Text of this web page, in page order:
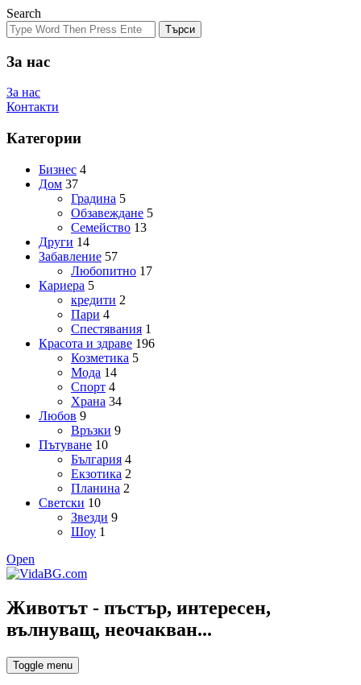
Search
Търси
За нас
За нас
Контакти
Категории
Бизнес 4
Дом 37
Градина 5
Обзавеждане 5
Семейство 13
Други 14
Забавление 57
Любопитно 17
Кариера 5
кредити 2
Пари 4
Спестявания 1
Красота и здраве 196
Козметика 5
Мода 14
Спорт 4
Храна 34
Любов 9
Връзки 9
Пътуване 10
България 4
Екзотика 2
Планина 2
Светски 10
Звезди 9
Шоу 1
Open
Животът - пъстър, интересен,
вълнуващ, неочакван...
Toggle menu